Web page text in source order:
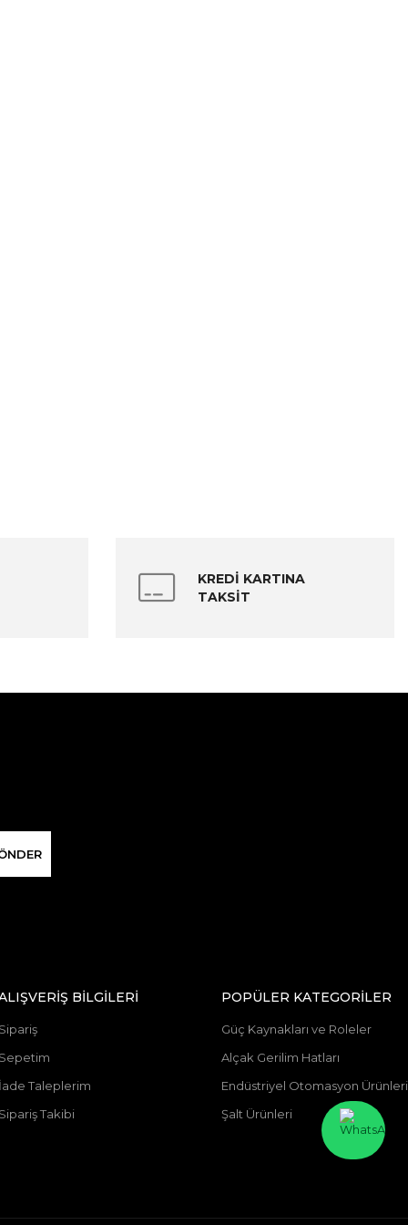
KREDİ KARTINA
TAKSİT
BİLGİLERİ
Sipariş
Sepetim
İade Taleplerim
Sipariş Takibi
POPÜLER KATEGORİLER
Güç Kaynakları ve Roleler
Alçak Gerilim Hatları
Endüstriyel Otomasyon Ürünleri
Şalt Ürünleri